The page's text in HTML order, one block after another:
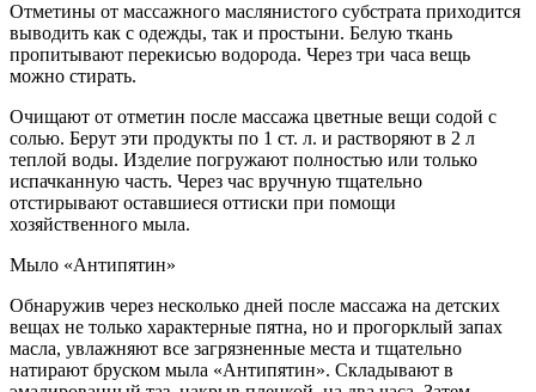
Отметины от массажного маслянистого субстрата приходится
выводить как с одежды, так и простыни. Белую ткань
пропитывают перекисью водорода. Через три часа вещь
можно стирать.
Очищают от отметин после массажа цветные вещи содой с
солью. Берут эти продукты по 1 ст. л. и растворяют в 2 л
теплой воды. Изделие погружают полностью или только
испачканную часть. Через час вручную тщательно
отстирывают оставшиеся оттиски при помощи
хозяйственного мыла.
Мыло «Антипятин»
Обнаружив через несколько дней после массажа на детских
вещах не только характерные пятна, но и прогорклый запах
масла, увлажняют все загрязненные места и тщательно
натирают бруском мыла «Антипятин». Складывают в